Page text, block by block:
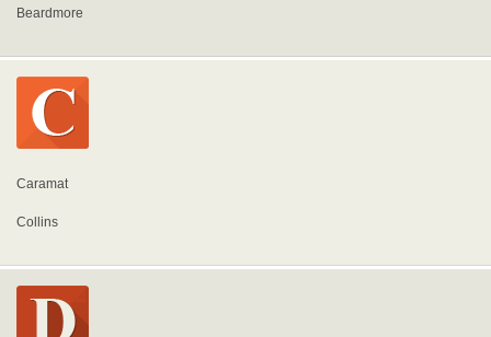
Beardmore
Caramat
Collins